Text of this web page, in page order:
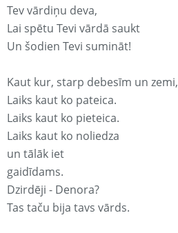
Tev vārdiņu deva,
Lai spētu Tevi vārdā saukt
Un šodien Tevi sumināt!
Kaut kur, starp debesīm un zemi,
Laiks kaut ko pateica.
Laiks kaut ko pieteica.
Laiks kaut ko noliedza
un tālāk iet
gaidīdams.
Dzirdēji - Denora?
Tas taču bija tavs vārds.